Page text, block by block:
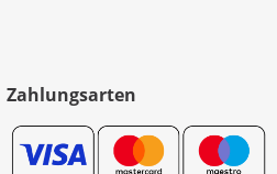
Zahlungsarten